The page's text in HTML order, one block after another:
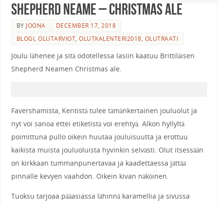
Shepherd Neame – Christmas Ale
BY JOONA
DECEMBER 17, 2018
BLOGI,OLUTARVIOT,OLUTKALENTERI2018, OLUTRAATI
Joulu lähenee ja sitä odotellessa lasiin kaatuu Brittiläisen
Shepherd Neamen Christmas ale.
Favershamista, Kentistä tulee tämänkertainen jouluolut ja
nyt voi sanoa ettei etiketistä voi erehtyä. Alkon hyllyltä
poimittuna pullo oikein huutaa jouluisuutta ja erottuu
kaikista muista jouluoluista hyvinkin selvästi. Olut itsessään
on kirkkaan tummanpunertavaa ja kaadettaessa jättää
pinnalle kevyen vaahdon. Oikein kivan näköinen.
Tuoksu tarjoaa pääasiassa lähinnä karamellia ja sivussa